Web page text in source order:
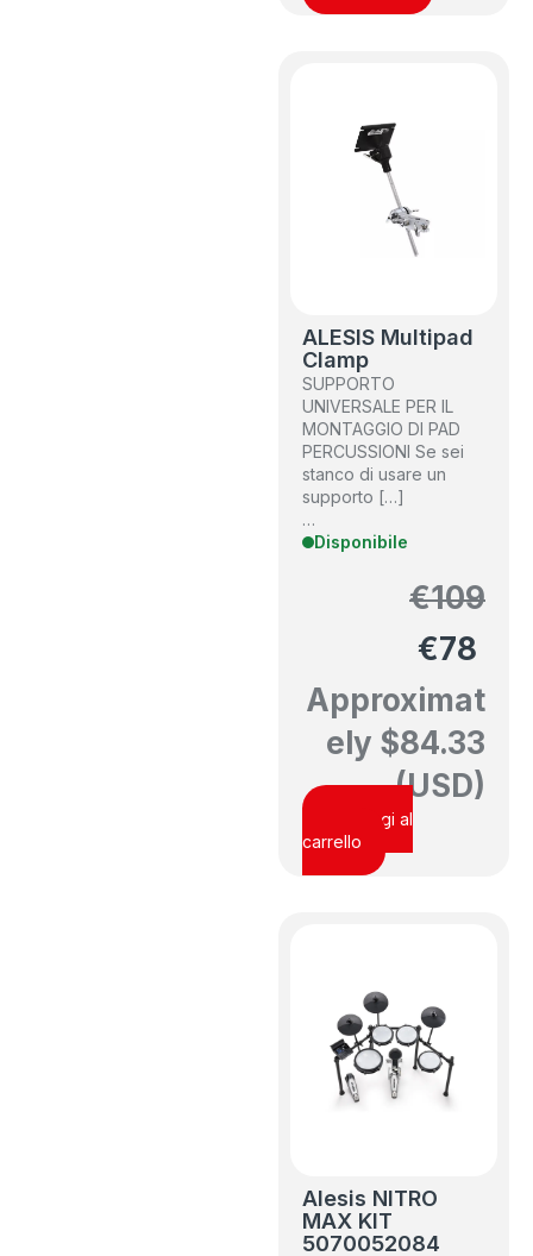
ALESIS Multipad
Clamp
SUPPORTO
UNIVERSALE PER IL
MONTAGGIO DI PAD
PERCUSSIONI Se sei
stanco di usare un
supporto […]
…
Disponibile
€109
€78
Approximat
ely $84.33
(USD)
Aggiungi al
carrello
Alesis NITRO
MAX KIT
5070052084